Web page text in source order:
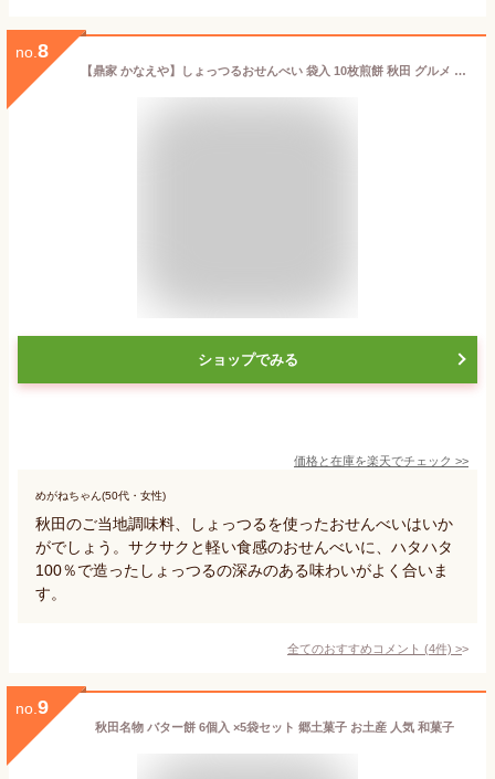
no. 8
【鼎家 かなえや】しょっつるおせんべい 袋入 10枚煎餅 秋田 グルメ お菓子 お土産 おみやげ ご当地 逸品 銘品 銘産 名物 銘菓
ショップでみる
価格と在庫を楽天でチェック >>
めがねちゃん(50代・女性)
秋田のご当地調味料、しょっつるを使ったおせんべいはいか
がでしょう。サクサクと軽い食感のおせんべいに、ハタハタ
100％で造ったしょっつるの深みのある味わいがよく合いま
す。
全てのおすすめコメント (4件) >
no. 9
秋田名物 バター餅 6個入 ×5袋セット 郷土菓子 お土産 人気 和菓子